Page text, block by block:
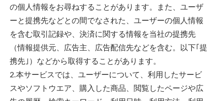
の個人情報をお尋ねすることがあります。また、ユーザ
ーと提携先などとの間でなされた、ユーザーの個人情報
を含む取引記録や、決済に関する情報を当社の提携先
（情報提供元、広告主、広告配信先などを含む。以下｢提
携先｣）などから取得することがあります。
2.本サービスでは、ユーザーについて、利用したサービ
スやソフトウエア、購入した商品、閲覧したページや広